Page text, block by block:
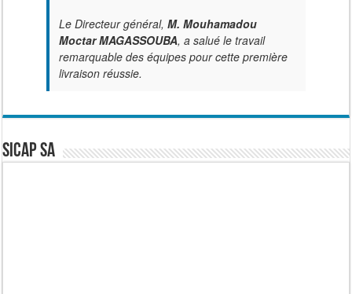
Le Directeur général, M. Mouhamadou
Moctar MAGASSOUBA, a salué le travail
remarquable des équipes pour cette première
livraison réussie.
SICAP SA